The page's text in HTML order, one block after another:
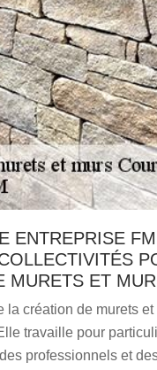
ENTREPRISE
MURETS ET
la création de murets
travaille pour
professionnels et